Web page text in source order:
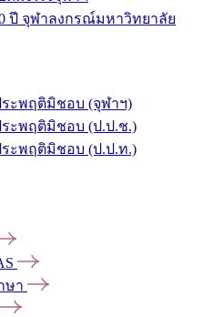
ปี จุฬาลงกรณ์มหาวิทยาลัย
ระพฤติมิชอบ (จุฬาฯ)
ระพฤติมิชอบ (ป.ป.ช.)
ระพฤติมิชอบ (ป.ป.ท.)
ษา